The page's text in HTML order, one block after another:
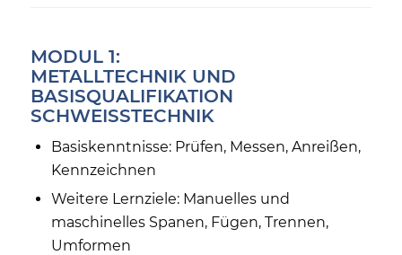
MODUL 1:
METALLTECHNIK UND
BASISQUALIFIKATION
SCHWEISSTECHNIK
Basiskenntnisse: Prüfen, Messen, Anreißen,
Kennzeichnen
Weitere Lernziele: Manuelles und
maschinelles Spanen, Fügen, Trennen,
Umformen